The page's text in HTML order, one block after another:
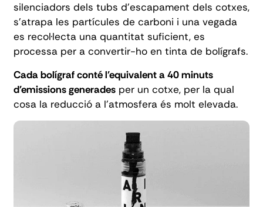
silenciadors dels tubs d'escapament dels cotxes,
s'atrapa les partícules de carboni i una vegada
es recol·lecta una quantitat suficient, es
processa per a convertir-ho en tinta de bolígrafs.
Cada bolígraf conté l'equivalent a 40 minuts
d'emissions generadesper un cotxe, per la qual
cosa la reducció a l'atmosfera és molt elevada.